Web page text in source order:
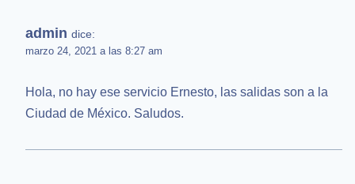
admin dice:
marzo 24, 2021 a las 8:27 am
Hola, no hay ese servicio Ernesto, las salidas son a la
Ciudad de México. Saludos.